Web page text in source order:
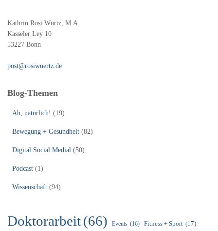
Kathrin Rosi Würtz, M.A.
Kasseler Ley 10
53227 Bonn
post@rosiwuertz.de
Blog-Themen
Ah, natürlich! (19)
Bewegung + Gesundheit (82)
Digital Social Medial (50)
Podcast (1)
Wissenschaft (94)
Doktorarbeit(66) Events (16) Fitness + Sport (17)